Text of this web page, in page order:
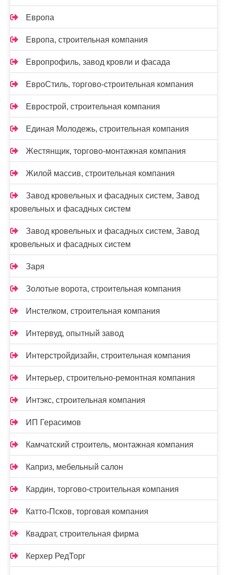
Европа
Европа, строительная компания
Европрофиль, завод кровли и фасада
ЕвроСтиль, торгово-строительная компания
Еврострой, строительная компания
Единая Молодежь, строительная компания
Жестянщик, торгово-монтажная компания
Жилой массив, строительная компания
Завод кровельных и фасадных систем, Завод
кровельных и фасадных систем
Завод кровельных и фасадных систем, Завод
кровельных и фасадных систем
Заря
Золотые ворота, строительная компания
Инстелком, строительная компания
Интервуд, опытный завод
Интерстройдизайн, строительная компания
Интерьер, строительно-ремонтная компания
Интэкс, строительная компания
ИП Герасимов
Камчатский строитель, монтажная компания
Каприз, мебельный салон
Кардин, торгово-строительная компания
Катто-Псков, торговая компания
Квадрат, строительная фирма
Керхер РедТорг